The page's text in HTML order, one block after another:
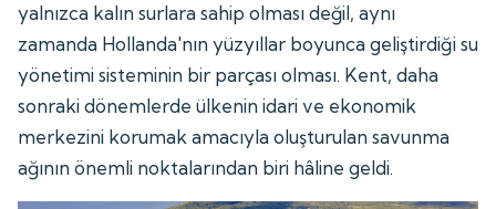
yalnızca kalın surlara sahip olması değil, aynı
zamanda Hollanda'nın yüzyıllar boyunca geliştirdiği su
yönetimi sisteminin bir parçası olması. Kent, daha
sonraki dönemlerde ülkenin idari ve ekonomik
merkezini korumak amacıyla oluşturulan savunma
ağının önemli noktalarından biri hâline geldi.